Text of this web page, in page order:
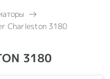
Charleston 3180
3180